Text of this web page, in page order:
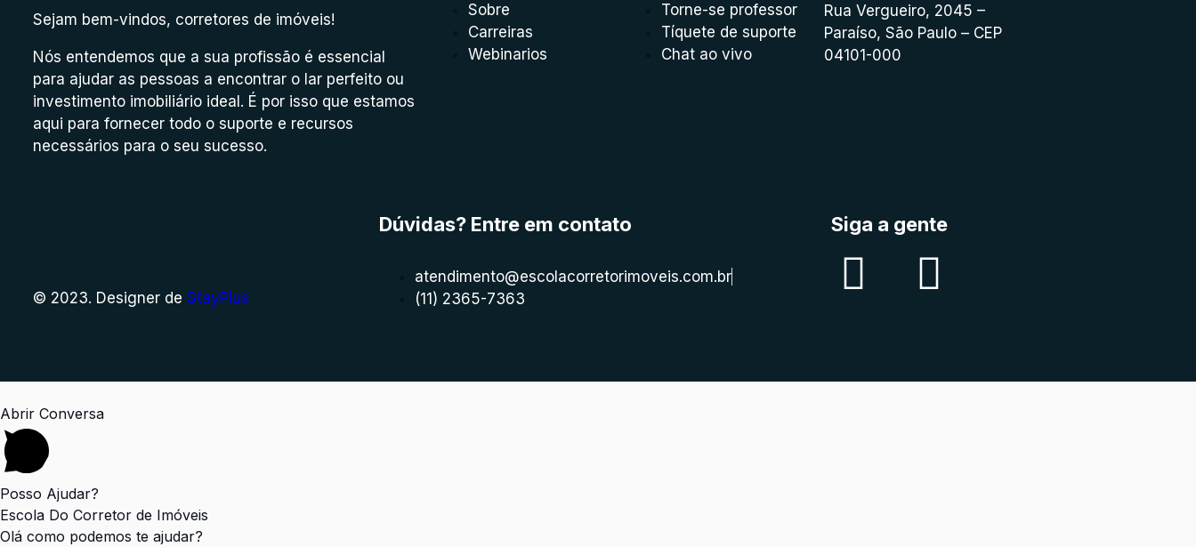
Sejam bem-vindos, corretores de imóveis!
Nós entendemos que a sua profissão é essencial
para ajudar as pessoas a encontrar o lar perfeito ou
investimento imobiliário ideal. É por isso que estamos
aqui para fornecer todo o suporte e recursos
necessários para o seu sucesso.
Sobre
Carreiras
Webinarios
Torne-se professor
Tíquete de suporte
Chat ao vivo
Rua Vergueiro, 2045 –
Paraíso, São Paulo – CEP
04101-000
© 2023. Designer de StayPlus
Dúvidas? Entre em contato
atendimento@escolacorretorimoveis.com.br
(11) 2365-7363
Siga a gente
Abrir Conversa
Posso Ajudar?
Escola Do Corretor de Imóveis
Olá como podemos te ajudar?